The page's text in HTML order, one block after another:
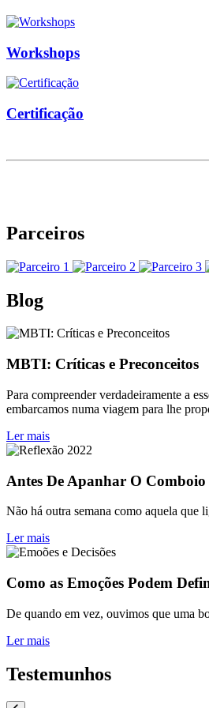
Workshops
Certificação
Parceiros
Blog
MBTI: Críticas e Preconceitos
Para compreender verdadeiramente a
embarcamos numa viagem para lhe
Ler mais
Antes De Apanhar O
Não há outra semana como aquela que
Ler mais
Como as Emoções Podem
De quando em vez, ouvimos que uma
Ler mais
Testemunhos